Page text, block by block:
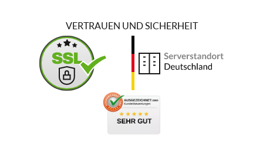
VERTRAUEN UND SICHERHEIT